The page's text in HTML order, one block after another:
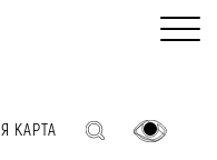
КАРТА